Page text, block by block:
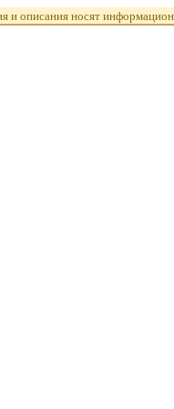
и описания носят